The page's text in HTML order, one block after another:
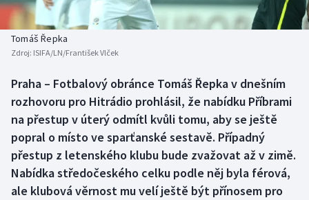
Basketbal
Biatlon
Boby a skeleton
Box
Curling
Dostihy
Historické návraty
Aplikace ČT sport
AZ kvíz
Tomáš Řepka
Zdroj: ISIFA/LN/František Vlček
Praha – Fotbalový obránce Tomáš Řepka v dnešním
rozhovoru pro Hitrádio prohlásil, že nabídku Příbrami
na přestup v úterý odmítl kvůli tomu, aby se ještě
popral o místo ve sparťanské sestavě. Případný
přestup z letenského klubu bude zvažovat až v zimě.
Nabídka středočeského celku podle něj byla férová,
ale klubová věrnost mu velí ještě být přínosem pro